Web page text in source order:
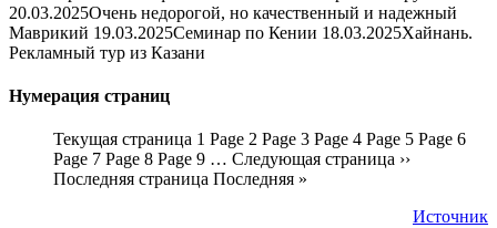
20.03.2025Очень недорогой, но качественный и надежный
Маврикий 19.03.2025Семинар по Кении 18.03.2025Хайнань.
Рекламный тур из Казани
Нумерация страниц
Текущая страница 1 Page 2 Page 3 Page 4 Page 5 Page 6
Page 7 Page 8 Page 9 … Следующая страница ››
Последняя страница Последняя »
Источник